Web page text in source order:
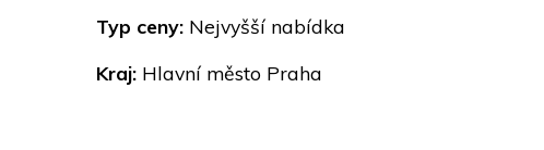
Typ ceny: Nejvyšší nabídka
Kraj: Hlavní město Praha